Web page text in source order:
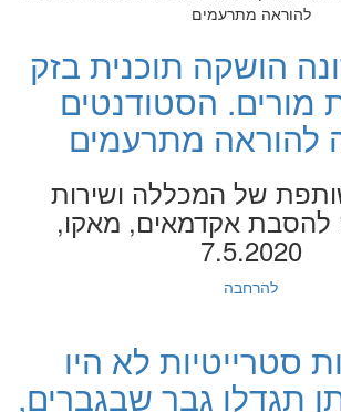
הושקה תוכנית בזק
מורים. הסטודנטים
להוראה מתרעמים
של המכללה ושירות
אקדמאים, מאקו,
7.5.2020
להרחבה
סטרייטיות לא היו
תגדלו גבר שבגברים,